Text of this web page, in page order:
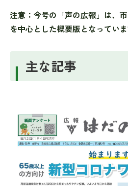
注意：今号の「声の広報」は、
を中心とした概要版となっていま
主な記事